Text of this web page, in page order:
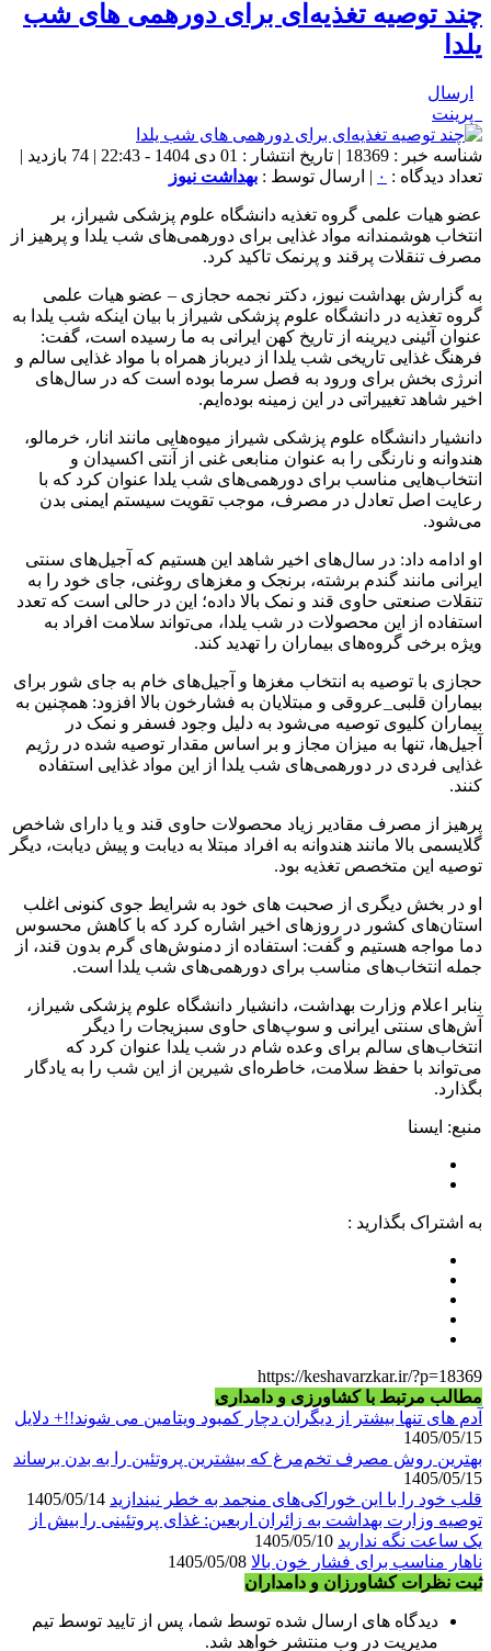
چند توصیه تغذیه‌ای برای دورهمی های شب
یلدا
ارسال
پرینت
شناسه خبر : 18369 | تاریخ انتشار : 01 دی 1404 - 22:43 | 74 بازدید |
تعداد دیدگاه : ۰ | ارسال توسط : بهداشت نیوز
عضو هیات علمی گروه تغذیه دانشگاه علوم پزشکی شیراز، بر
انتخاب هوشمندانه مواد غذایی برای دورهمی‌های شب یلدا و پرهیز از
مصرف تنقلات پرقند و پرنمک تاکید کرد.
به گزارش بهداشت نیوز، دکتر نجمه حجازی – عضو هیات علمی
گروه تغذیه در دانشگاه علوم پزشکی شیراز با بیان اینکه شب یلدا به
عنوان آئینی دیرینه از تاریخ کهن ایرانی به ما رسیده است، گفت:
فرهنگ غذایی تاریخی شب یلدا از دیرباز همراه با مواد غذایی سالم و
انرژی بخش برای ورود به فصل سرما بوده است که در سال‌های
اخیر شاهد تغییراتی در این زمینه بوده‌ایم.
دانشیار دانشگاه علوم پزشکی شیراز میوه‌هایی مانند انار، خرمالو،
هندوانه و نارنگی را به عنوان منابعی غنی از آنتی اکسیدان و
انتخاب‌هایی مناسب برای دورهمی‌های شب یلدا عنوان کرد که با
رعایت اصل تعادل در مصرف، موجب تقویت سیستم ایمنی بدن
می‌شود.
او ادامه داد: در سال‌های اخیر شاهد این هستیم که آجیل‌های سنتی
ایرانی مانند گندم برشته، برنجک و مغزهای روغنی، جای خود را به
تنقلات صنعتی حاوی قند و نمک بالا داده؛ این در حالی است که تعدد
استفاده از این محصولات در شب یلدا، می‌تواند سلامت افراد به
ویژه برخی گروه‌های بیماران را تهدید کند.
حجازی با توصیه به انتخاب مغزها و آجیل‌های خام به جای شور برای
بیماران قلبی_عروقی و مبتلایان به فشارخون بالا افزود: همچنین به
بیماران کلیوی توصیه می‌شود به دلیل وجود فسفر و نمک در
آجیل‌ها، تنها به میزان مجاز و بر اساس مقدار توصیه شده در رژیم
غذایی فردی در دورهمی‌های شب یلدا از این مواد غذایی استفاده
کنند.
پرهیز از مصرف مقادیر زیاد محصولات حاوی قند و یا دارای شاخص
گلایسمی بالا مانند هندوانه به افراد مبتلا به دیابت و پیش دیابت، دیگر
توصیه این متخصص تغذیه بود.
او در بخش دیگری از صحبت های خود به شرایط جوی کنونی اغلب
استان‌های کشور در روزهای اخیر اشاره کرد که با کاهش محسوس
دما مواجه هستیم و گفت: استفاده از دمنوش‌های گرم بدون قند، از
جمله انتخاب‌های مناسب برای دورهمی‌های شب یلدا است.
بنابر اعلام وزارت بهداشت، دانشیار دانشگاه علوم پزشکی شیراز،
آش‌های سنتی ایرانی و سوپ‌های حاوی سبزیجات را دیگر
انتخاب‌های سالم برای وعده شام در شب یلدا عنوان کرد که
می‌تواند با حفظ سلامت، خاطره‌ای شیرین از این شب را به یادگار
بگذارد.
منبع: ایسنا
به اشتراک بگذارید :
https://keshavarzkar.ir/?p=18369
مطالب مرتبط با کشاورزی و دامداری
آدم های تنها بیشتر از دیگران دچار کمبود ویتامین می شوند!!+ دلایل
1405/05/15
بهترین روش مصرف تخم‌مرغ که بیشترین پروتئین را به بدن برساند
1405/05/15
قلب خود را با این خوراکی‌های منجمد به خطر نیندازید
توصیه وزارت بهداشت به زائران اربعین: غذای پروتئینی را بیش از
یک ساعت نگه ندارید
ناهار مناسب برای فشار خون بالا
ثبت نظرات کشاورزان و دامداران
دیدگاه های ارسال شده توسط شما، پس از تایید توسط تیم
مدیریت در وب منتشر خواهد شد.